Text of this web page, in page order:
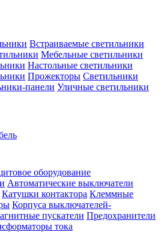
Встраиваемые светильники
Мебельные светильники
Настольные светильники
Прожекторы Светильники
панели Уличные светильники
оборудование
Автоматические выключатели
Катушки контактора Клеммные
Корпуса выключателей-
пускатели Предохранители
тока